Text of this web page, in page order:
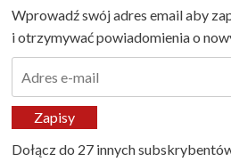
Wprowadź swój adres email aby
i otrzymywać powiadomienia o
mailZapisy
Dołącz do 27 innych